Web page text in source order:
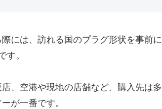
には、訪れる国のプラグ形状を事前に
す。
、空港や現地の店舗など、購入先は多
が一番です。